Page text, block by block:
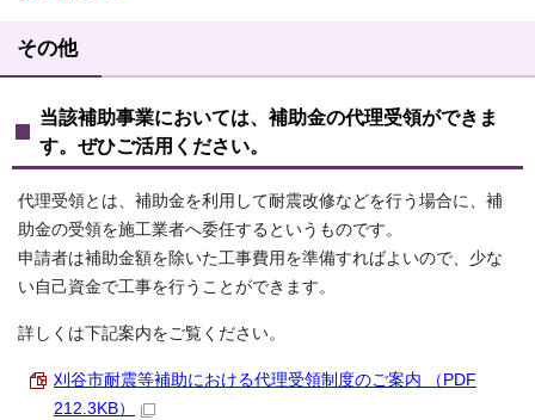
その他
当該補助事業においては、補助金の代理受領ができま
す。ぜひご活用ください。
代理受領とは、補助金を利用して耐震改修などを行う場合に、補
助金の受領を施工業者へ委任するというものです。
申請者は補助金額を除いた工事費用を準備すればよいので、少な
い自己資金で工事を行うことができます。
詳しくは下記案内をご覧ください。
刈谷市耐震等補助における代理受領制度のご案内 （PDF
212.3KB）